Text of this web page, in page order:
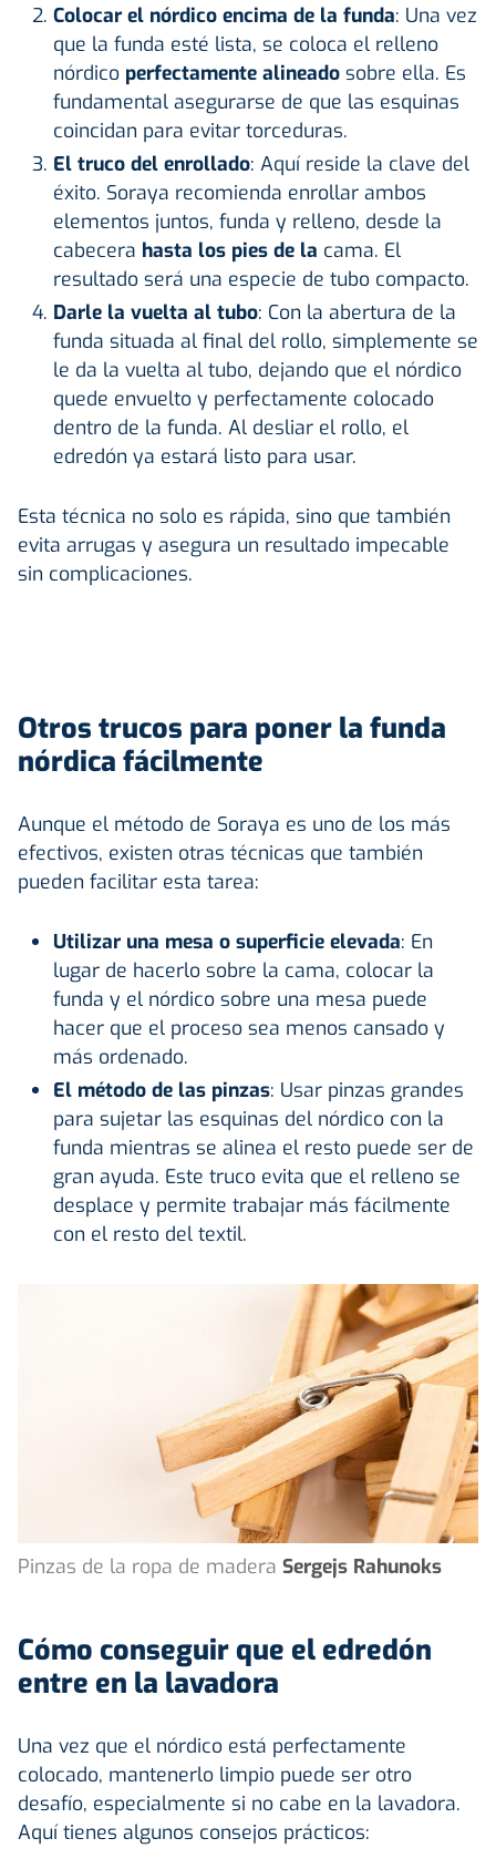
Colocar el nórdico encima de la funda: Una vez
que la funda esté lista, se coloca el relleno
nórdico perfectamente alineado sobre ella. Es
fundamental asegurarse de que las esquinas
coincidan para evitar torceduras.
El truco del enrollado: Aquí reside la clave del
éxito. Soraya recomienda enrollar ambos
elementos juntos, funda y relleno, desde la
cabecera hasta los pies de la cama. El
resultado será una especie de tubo compacto.
Darle la vuelta al tubo: Con la abertura de la
funda situada al final del rollo, simplemente se
le da la vuelta al tubo, dejando que el nórdico
quede envuelto y perfectamente colocado
dentro de la funda. Al desliar el rollo, el
edredón ya estará listo para usar.
Esta técnica no solo es rápida, sino que también
evita arrugas y asegura un resultado impecable
sin complicaciones.
Otros trucos para poner la funda
nórdica fácilmente
Aunque el método de Soraya es uno de los más
efectivos, existen otras técnicas que también
pueden facilitar esta tarea:
Utilizar una mesa o superficie elevada: En
lugar de hacerlo sobre la cama, colocar la
funda y el nórdico sobre una mesa puede
hacer que el proceso sea menos cansado y
más ordenado.
El método de las pinzas: Usar pinzas grandes
para sujetar las esquinas del nórdico con la
funda mientras se alinea el resto puede ser de
gran ayuda. Este truco evita que el relleno se
desplace y permite trabajar más fácilmente
con el resto del textil.
Pinzas de la ropa de madera Sergejs Rahunoks
Cómo conseguir que el edredón
entre en la lavadora
Una vez que el nórdico está perfectamente
colocado, mantenerlo limpio puede ser otro
desafío, especialmente si no cabe en la lavadora.
Aquí tienes algunos consejos prácticos: